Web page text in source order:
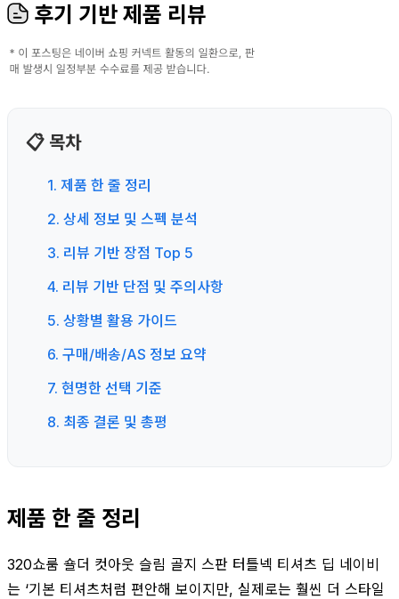
후기 기반 제품 리뷰
📋 목차
1. 제품 한 줄 정리
2. 상세 정보 및 스펙 분석
3. 리뷰 기반 장점 Top 5
4. 리뷰 기반 단점 및 주의사항
5. 상황별 활용 가이드
6. 구매/배송/AS 정보 요약
7. 현명한 선택 기준
8. 최종 결론 및 총평
제품 한 줄 정리
320쇼룸 숄더 컷아웃 슬림 골지 스판 터틀넥 티셔츠 딥 네이비
는 ‘기본 티셔츠처럼 편안해 보이지만, 실제로는 훨씬 더 스타일